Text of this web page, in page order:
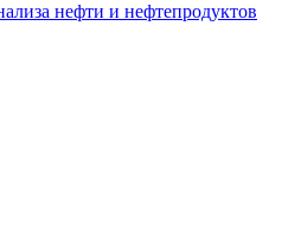
нефти и нефтепродуктов